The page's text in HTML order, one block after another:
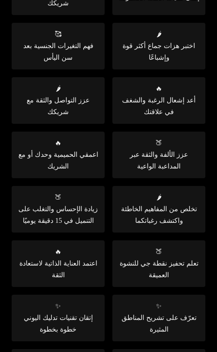
شريكك
🌶️
اختبر هزات جماع أكثر قوة
وإشباعًا
🥰
فهم التغيرات الجنسية بعد
سن اليأس
🔥
أعد إشعال الرغبة والشغف
في علاقتك
🌶️
عزز التواصل والثقة مع
شريكك
🍑
عزز الألفة والثقة عبر
المداعبة الواعية
🔥
اعمقي الحميمية وحدك أو مع
الشريك
🌶️
تخلص من المفاهيم الخاطئة
واكتشف رغباتكما
🍑
زيادة الإحساس والتغلب على
التنميل في 15 دقيقة يوميًا
🍑
تعلم تحفيز نقطة جي للنشوة
العميقة
🔥
اعتمد العناية الذاتية لاستعادة
الثقة
✨
تعرّف على تشريح المناطق
المثيرة
✨
إتقان تقنيات تدليك اليوني
خطوة بخطوة